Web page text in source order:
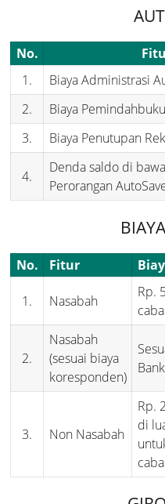
No.
1.
Biaya Administrasi
2.
Biaya
3.
Biaya Penutupan
4.
Denda saldo di
Perorangan
No. Fitur
1. Nasabah
Rp.
2.
Nasabah
(sesuai biaya
koresponden)
3. Non Nasabah
Rp.
di